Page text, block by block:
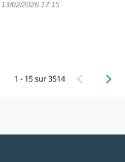
13/02/2026 17:15
1 - 15 sur 3514